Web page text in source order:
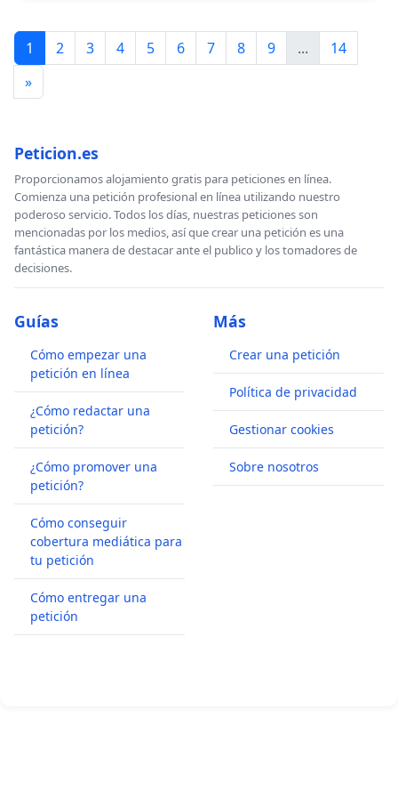
1 2 3 4 5 6 7 8 9 ...
14
»
Peticion.es
Proporcionamos alojamiento gratis para peticiones en línea.
Comienza una petición profesional en línea utilizando nuestro
poderoso servicio. Todos los días, nuestras peticiones son
mencionadas por los medios, así que crear una petición es una
fantástica manera de destacar ante el publico y los tomadores de
decisiones.
Guías
Cómo empezar una
petición en línea
¿Cómo redactar una
petición?
¿Cómo promover una
petición?
Cómo conseguir
cobertura mediática para
tu petición
Cómo entregar una
petición
Más
Crear una petición
Política de privacidad
Gestionar cookies
Sobre nosotros